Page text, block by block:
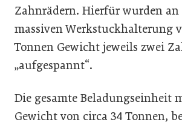
Zahnrädern. Hierfür wurden an
massiven Werkstuckhalterung
Tonnen Gewicht jeweils zwei
„aufgespannt“.
Die gesamte Beladungseinheit
Gewicht von circa 34 Tonnen,